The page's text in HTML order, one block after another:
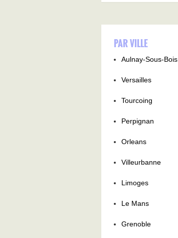
PAR VILLE
Aulnay-Sous-Bois
Versailles
Tourcoing
Perpignan
Orleans
Villeurbanne
Limoges
Le Mans
Grenoble